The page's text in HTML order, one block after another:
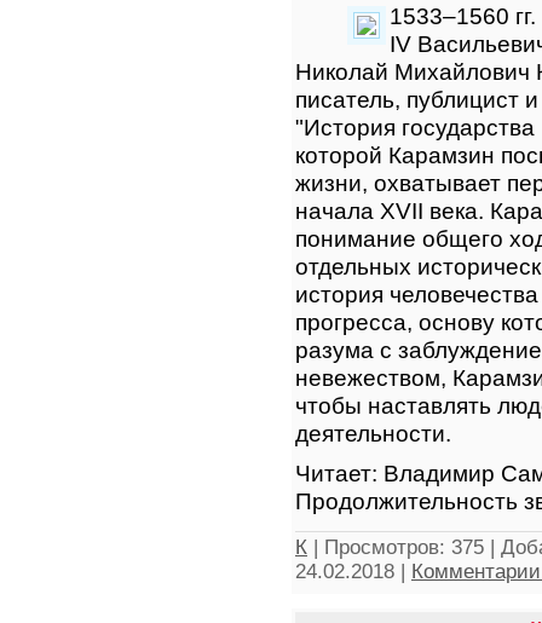
1533–1560
IV
Николай Михайлович
писатель, публицист
"История
которой Карамзин
жизни, охватывает
начала XVII века.
понимание общего
отдельных
история
прогресса, основу
разума с
невежеством,
чтобы наставлять
деятельности.
Читает: Владимир
Продолжительность
К | Просмотров: 375 |
24.02.2018 |